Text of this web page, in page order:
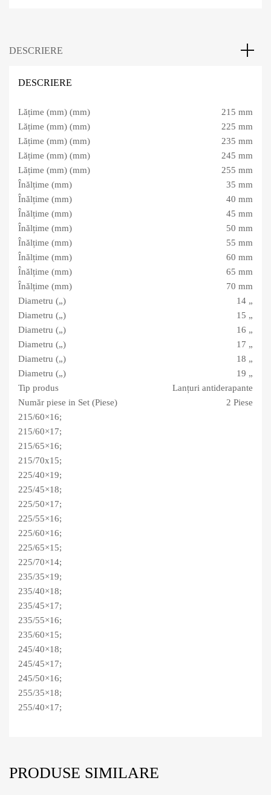
DESCRIERE
DESCRIERE
Lățime (mm) (mm)
215 mm
Lățime (mm) (mm)
225 mm
Lățime (mm) (mm)
235 mm
Lățime (mm) (mm)
245 mm
Lățime (mm) (mm)
255 mm
Înălțime (mm)
35 mm
Înălțime (mm)
40 mm
Înălțime (mm)
45 mm
Înălțime (mm)
50 mm
Înălțime (mm)
55 mm
Înălțime (mm)
60 mm
Înălțime (mm)
65 mm
Înălțime (mm)
70 mm
Diametru („)
14 „
Diametru („)
15 „
Diametru („)
16 „
Diametru („)
17 „
Diametru („)
18 „
Diametru („)
19 „
Tip produs
Lanțuri antiderapante
Număr piese in Set (Piese)
2 Piese
215/60×16;
215/60×17;
215/65×16;
215/70x15;
225/40×19;
225/45×18;
225/50×17;
225/55×16;
225/60×16;
225/65×15;
225/70×14;
235/35×19;
235/40×18;
235/45×17;
235/55×16;
235/60×15;
245/40×18;
245/45×17;
245/50×16;
255/35×18;
255/40×17;
PRODUSE SIMILARE